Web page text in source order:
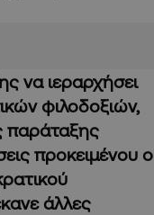
να ιεραρχήσει
φιλοδοξιών,
παράταξης
προκειμένου ο
άλλες